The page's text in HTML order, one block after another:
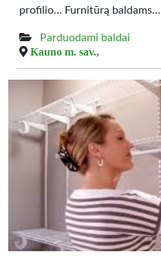
profilio… Furnitūrą
Parduodami baldai
Kauno m. sav.,